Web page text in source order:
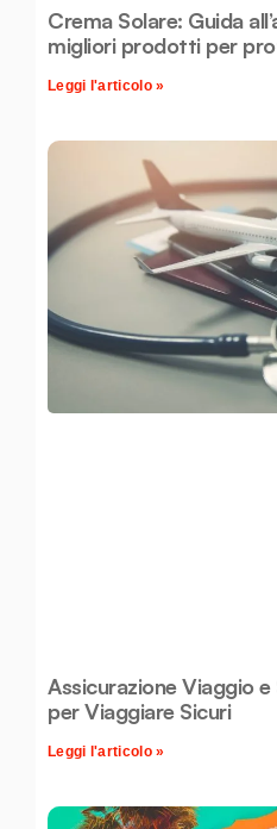
Crema Solare: Guida
migliori prodotti per
Leggi l'articolo »
Assicurazione Viaggio
per Viaggiare Sicuri
Leggi l'articolo »